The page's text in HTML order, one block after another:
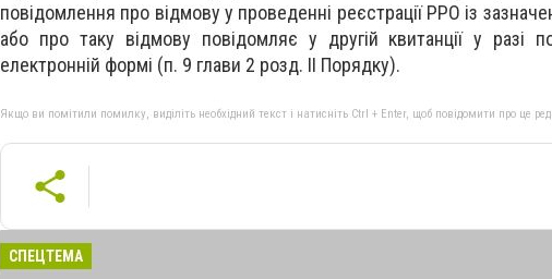
повідомлення про відмову у проведенні реєстрації РРО із
або про таку відмову повідомляє у другій квитанції у разі
електронній формі (п. 9 глави 2 розд. II Порядку).
Якщо ви помітили помилку, виділіть необхідний текст і натисніть Ctrl + Enter, щоб повідомити про це
СПЕЦТЕМА